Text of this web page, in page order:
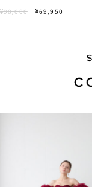
¥98,000 ¥69,950